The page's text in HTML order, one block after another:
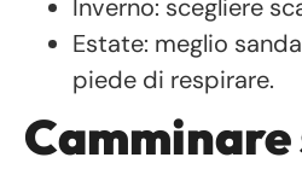
Inverno: scegliere
Estate: meglio
piede di respirare.